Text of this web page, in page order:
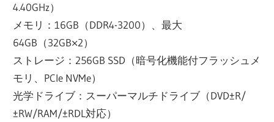
4.40GHz）
メモリ：16GB（DDR4-3200）、最大
64GB（32GB×2）
ストレージ：256GB SSD（暗号化機能付フラッシュメ
モリ、PCIe NVMe）
光学ドライブ：スーパーマルチドライブ（DVD±R/
±RW/RAM/±RDL対応）